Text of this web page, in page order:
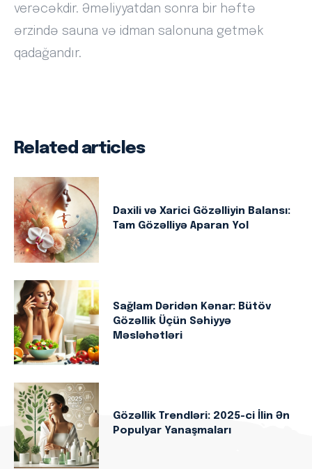
verəcəkdir. Əməliyyatdan sonra bir həftə
ərzində sauna və idman salonuna getmək
qadağandır.
Related articles
Daxili və Xarici Gözəlliyin Balansı:
Tam Gözəlliyə Aparan Yol
Sağlam Dəridən Kənar: Bütöv
Gözəllik Üçün Səhiyyə
Məsləhətləri
Gözəllik Trendləri: 2025-ci İlin Ən
Populyar Yanaşmaları